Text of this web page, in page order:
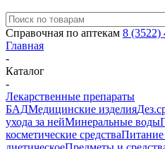
Справочная по аптекам 8 (3522)
Главная
-
Каталог
-
Лекарственные препараты
БАДМедицинские изделия
ухода за нейМинеральные воды
косметические средстваПитание